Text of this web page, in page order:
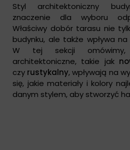
Styl architektoniczny
znaczenie dla wyboru
Właściwy dobór tarasu nie
budynku, ale także wpływa
W tej sekcji
architektoniczne, takie jak
czy rustykalny, wpływają na
się, jakie materiały i kolory
danym stylem, aby stworzyć